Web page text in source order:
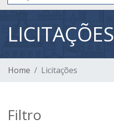
LICITAÇÕES
Home Licitações
Filtro